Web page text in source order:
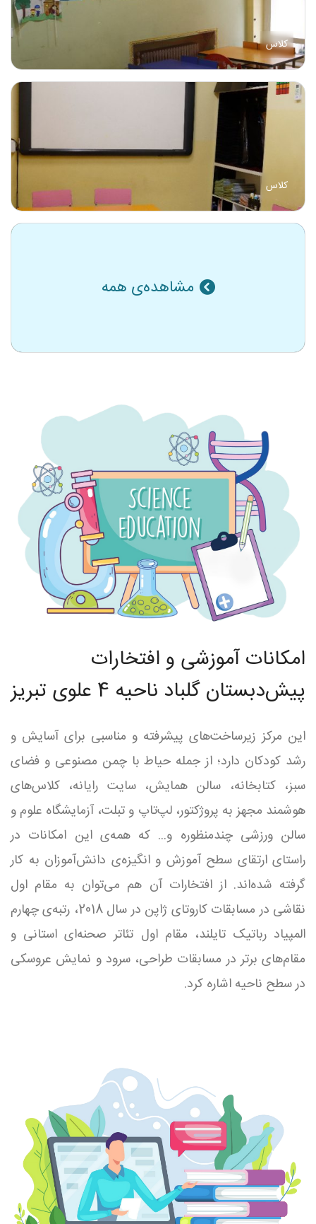
کلاس
کلاس
مشاهده‌ی همه
امکانات آموزشی و افتخارات
پیش‌دبستان گلباد ناحیه 4 علوی تبریز
این مرکز زیرساخت‌های پیشرفته و مناسبی برای آسایش و
رشد کودکان دارد؛ از جمله حیاط با چمن مصنوعی و فضای
سبز، کتابخانه، سالن همایش، سایت رایانه، کلاس‌های
هوشمند مجهز به پروژکتور، لپ‌تاپ و تبلت، آزمایشگاه علوم و
سالن ورزشی چندمنظوره و... که همه‌ی این امکانات در
راستای ارتقای سطح آموزش و انگیزه‌ی دانش‌آموزان به کار
گرفته شده‌اند. از افتخارات آن هم می‌توان به مقام اول
نقاشی در مسابقات کاروتای ژاپن در سال 2018، رتبه‌ی چهارم
المپیاد رباتیک تایلند، مقام اول تئاتر صحنه‌ای استانی و
مقام‌های برتر در مسابقات طراحی، سرود و نمایش عروسکی
در سطح ناحیه اشاره کرد.